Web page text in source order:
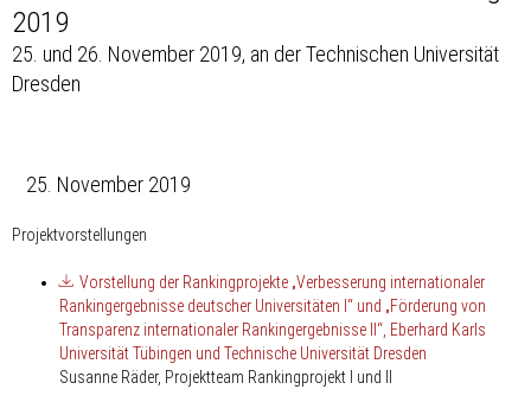
2019
25. und 26. November 2019, an der Technischen Universität
Dresden
25. November 2019
Projektvorstellungen
Vorstellung der Rankingprojekte „Verbesserung internationaler
Rankingergebnisse deutscher Universitäten I“ und „Förderung von
Transparenz internationaler Rankingergebnisse II“, Eberhard Karls
Universität Tübingen und Technische Universität Dresden
Susanne Räder, Projektteam Rankingprojekt I und II